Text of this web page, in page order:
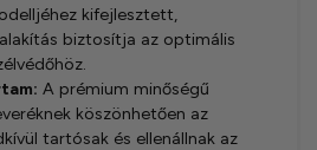
kifejlesztett,
biztosítja az optimális
A prémium minőségű
köszönhetően az
tartósak és ellenállnak az